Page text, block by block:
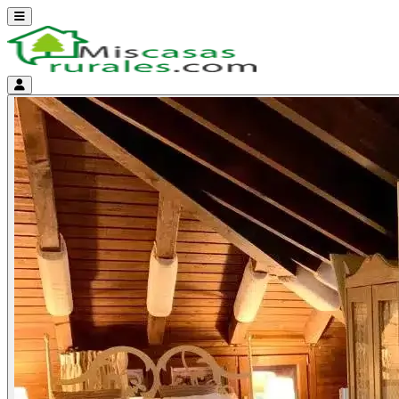
Abrir menú
Menú de cuenta